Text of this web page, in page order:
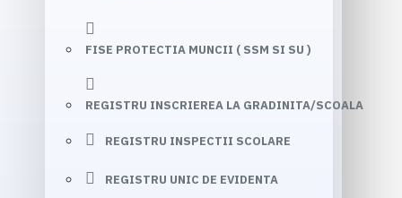
FISE PROTECTIA MUNCII ( SSM SI SU )
REGISTRU INSCRIEREA LA GRADINITA/SCOALA
REGISTRU INSPECTII SCOLARE
REGISTRU UNIC DE EVIDENTA